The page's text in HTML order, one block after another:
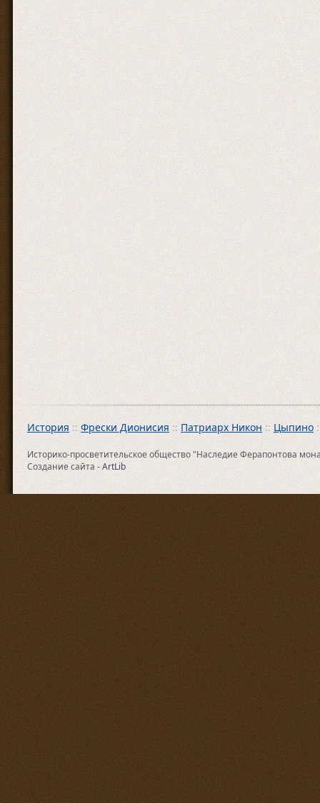
История :: Фрески Дионисия :: Патриарх Никон :: Цыпино
Историко-просветительское общество "Наследие Ферапонтова
Создание сайта -ArtLib